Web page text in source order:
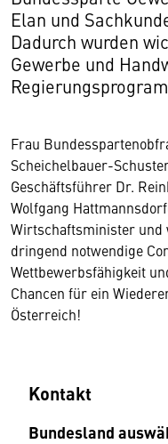
Elan und
Dadurch wurden
Gewerbe und
Frau
Scheichelbauer-
Geschäftsführer Dr.
Wolfgang
Wirtschaftsminister und
dringend notwendige
Wettbewerbsfähigkeit
Chancen für ein
Österreich!
Kontakt
Bundesland